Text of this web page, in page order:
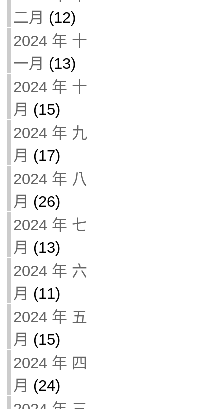
二月 (12)
2024 年 十
一月 (13)
2024 年 十
月 (15)
2024 年 九
月 (17)
2024 年 八
月 (26)
2024 年 七
月 (13)
2024 年 六
月 (11)
2024 年 五
月 (15)
2024 年 四
月 (24)